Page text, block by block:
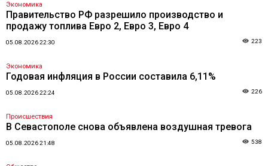
Экономика
Правительство РФ разрешило производство и
продажу топлива Евро 2, Евро 3, Евро 4
05.08.2026 22:30 223
Экономика
Годовая инфляция в России составила 6,11%
05.08.2026 22:24 226
Происшествия
В Севастополе снова объявлена воздушная тревога
05.08.2026 21:48 538